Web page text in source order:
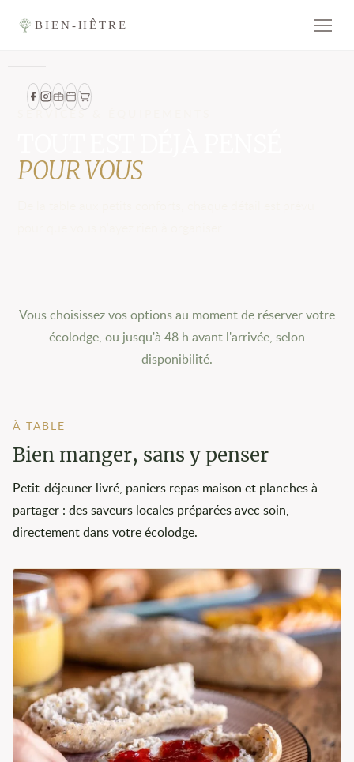
BIEN-HÊTRE
SERVICES & ÉQUIPEMENTS
POUR VOUS
Vous choisissez vos options au moment de réserver votre
écolodge, ou jusqu'à 48 h avant l'arrivée, selon
disponibilité.
À TABLE
Bien manger, sans y penser
Petit-déjeuner livré, paniers repas maison et planches à
partager : des saveurs locales préparées avec soin,
directement dans votre écolodge.